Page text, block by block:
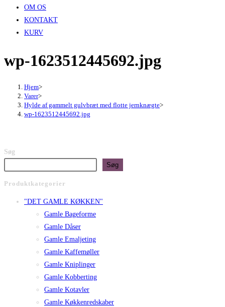
OM OS
KONTAKT
KURV
wp-1623512445692.jpg
Hjem>
Varer>
Hylde af gammelt gulvbræt med flotte jernknægte>
wp-1623512445692.jpg
Søg
Søg
Produktkategorier
"DET GAMLE KØKKEN"
Gamle Bageforme
Gamle Dåser
Gamle Emaljeting
Gamle Kaffemøller
Gamle Kniplinger
Gamle Kobberting
Gamle Kotavler
Gamle Køkkenredskaber